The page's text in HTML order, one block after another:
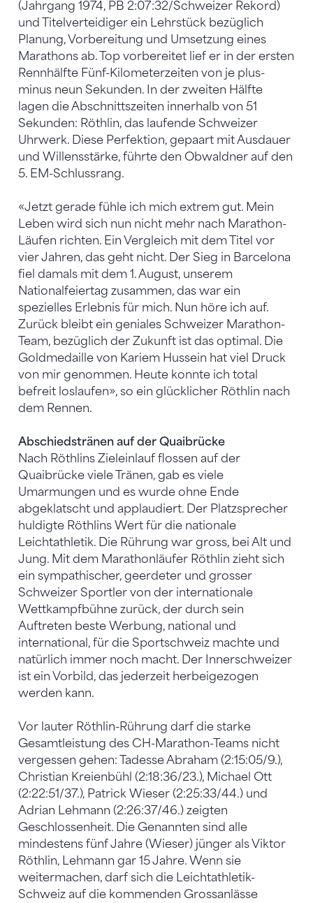
(Jahrgang 1974, PB 2:07:32/Schweizer Rekord)
und Titelverteidiger ein Lehrstück bezüglich
Planung, Vorbereitung und Umsetzung eines
Marathons ab. Top vorbereitet lief er in der ersten
Rennhälfte Fünf-Kilometerzeiten von je plus-
minus neun Sekunden. In der zweiten Hälfte
lagen die Abschnittszeiten innerhalb von 51
Sekunden: Röthlin, das laufende Schweizer
Uhrwerk. Diese Perfektion, gepaart mit Ausdauer
und Willensstärke, führte den Obwaldner auf den
5. EM-Schlussrang.
«Jetzt gerade fühle ich mich extrem gut. Mein
Leben wird sich nun nicht mehr nach Marathon-
Läufen richten. Ein Vergleich mit dem Titel vor
vier Jahren, das geht nicht. Der Sieg in Barcelona
fiel damals mit dem 1. August, unserem
Nationalfeiertag zusammen, das war ein
spezielles Erlebnis für mich. Nun höre ich auf.
Zurück bleibt ein geniales Schweizer Marathon-
Team, bezüglich der Zukunft ist das optimal. Die
Goldmedaille von Kariem Hussein hat viel Druck
von mir genommen. Heute konnte ich total
befreit loslaufen», so ein glücklicher Röthlin nach
dem Rennen.
Abschiedstränen auf der Quaibrücke
Nach Röthlins Zieleinlauf flossen auf der
Quaibrücke viele Tränen, gab es viele
Umarmungen und es wurde ohne Ende
abgeklatscht und applaudiert. Der Platzsprecher
huldigte Röthlins Wert für die nationale
Leichtathletik. Die Rührung war gross, bei Alt und
Jung. Mit dem Marathonläufer Röthlin zieht sich
ein sympathischer, geerdeter und grosser
Schweizer Sportler von der internationale
Wettkampfbühne zurück, der durch sein
Auftreten beste Werbung, national und
international, für die Sportschweiz machte und
natürlich immer noch macht. Der Innerschweizer
ist ein Vorbild, das jederzeit herbeigezogen
werden kann.
Vor lauter Röthlin-Rührung darf die starke
Gesamtleistung des CH-Marathon-Teams nicht
vergessen gehen: Tadesse Abraham (2:15:05/9.),
Christian Kreienbühl (2:18:36/23.), Michael Ott
(2:22:51/37.), Patrick Wieser (2:25:33/44.) und
Adrian Lehmann (2:26:37/46.) zeigten
Geschlossenheit. Die Genannten sind alle
mindestens fünf Jahre (Wieser) jünger als Viktor
Röthlin, Lehmann gar 15 Jahre. Wenn sie
weitermachen, darf sich die Leichtathletik-
Schweiz auf die kommenden Grossanlässe